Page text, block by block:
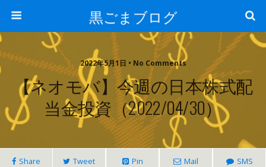
黒ごまブログ
2022年5月1日 • No Comments
【ネオモバ】今週の日本株式配
当金投資（2022/04/30）
Share Tweet Pin Mail SMS